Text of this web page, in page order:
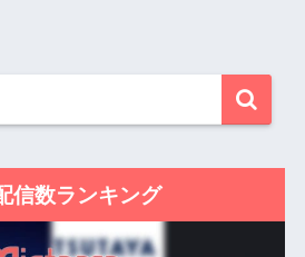
信数ランキング